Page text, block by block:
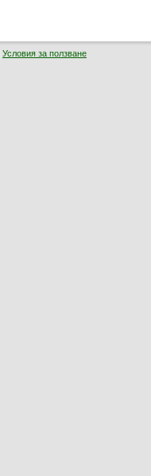
Условия за ползване